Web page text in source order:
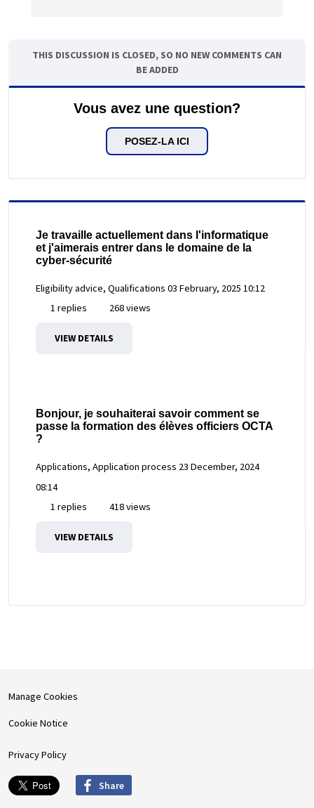
THIS DISCUSSION IS CLOSED, SO NO NEW COMMENTS CAN
BE ADDED
Vous avez une question?
POSEZ-LA ICI
Je travaille actuellement dans l'informatique
et j'aimerais entrer dans le domaine de la
cyber-sécurité
Eligibility advice, Qualifications 03 February, 2025 10:12
1 replies
268 views
VIEW DETAILS
Bonjour, je souhaiterai savoir comment se
passe la formation des élèves officiers OCTA
?
Applications, Application process 23 December, 2024
08:14
1 replies
418 views
VIEW DETAILS
Manage Cookies
Cookie Notice
Privacy Policy
Share